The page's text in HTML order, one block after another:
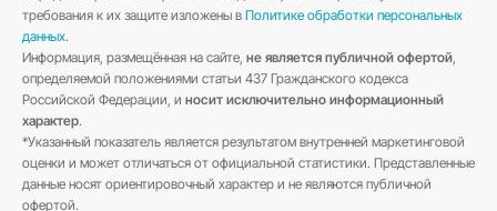
требования к их защите изложены в Политике обработки персональных
данных.
Информация, размещённая на сайте, не является публичной офертой,
определяемой положениями статьи 437 Гражданского кодекса
Российской Федерации, и носит исключительно информационный
характер.
*Указанный показатель является результатом внутренней маркетинговой
оценки и может отличаться от официальной статистики. Представленные
данные носят ориентировочный характер и не являются публичной
офертой.